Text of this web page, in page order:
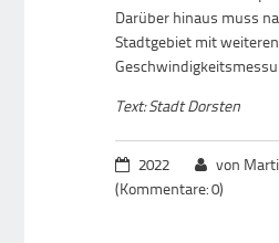
Darüber hinaus muss
Stadtgebiet mit weiteren
Text: Stadt Dorsten
2022
von
(Kommentare: 0)